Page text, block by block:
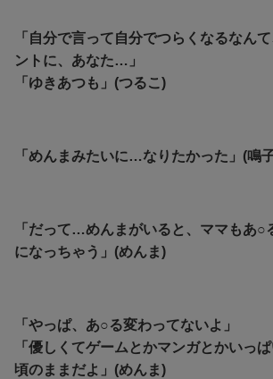
「自分で言って自分でつらくなるなん
ントに、あなた…」
「ゆきあつも」(つるこ)
「めんまみたいに…なりたかった」(鳴
「だって…めんまがいると、ママもあ○
になっちゃう」(めんま)
「やっぱ、あ○る変わってないよ」
「優しくてゲームとかマンガとかいっ
頃のままだよ」(めんま)